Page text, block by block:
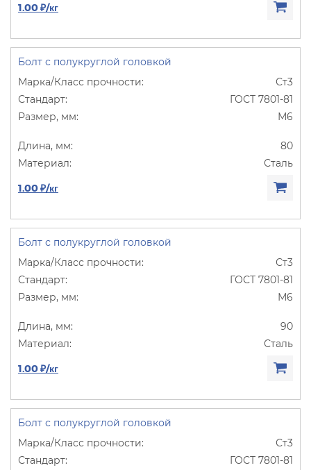
1.00 ₽/кг
Болт с полукруглой головкой
Ст3
ГОСТ 7801-81
М6
80
Сталь
1.00 ₽/кг
Болт с полукруглой головкой
Ст3
ГОСТ 7801-81
М6
90
Сталь
1.00 ₽/кг
Болт с полукруглой головкой
Ст3
ГОСТ 7801-81